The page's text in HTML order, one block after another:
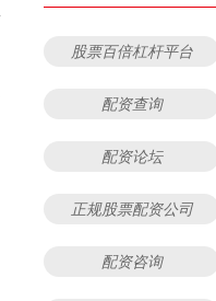
股票百倍杠杆平台
配资查询
配资论坛
正规股票配资公司
配资咨询